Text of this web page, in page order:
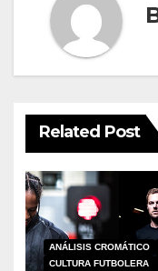
Related Post
ANÁLISIS CROMÁTICO
CULTURA FUTBOLERA